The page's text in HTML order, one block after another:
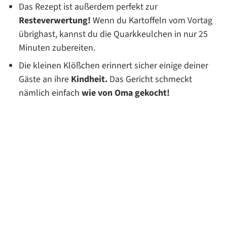
Das Rezept ist außerdem perfekt zur
Resteverwertung! Wenn du Kartoffeln vom Vortag
übrighast, kannst du die Quarkkeulchen in nur 25
Minuten zubereiten.
Die kleinen Klößchen erinnert sicher einige deiner
Gäste an ihre Kindheit. Das Gericht schmeckt
nämlich einfach wie von Oma gekocht!